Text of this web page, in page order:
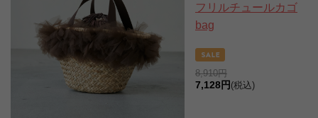
フリルチュールカゴ
bag
8,910円
7,128円 (税込)